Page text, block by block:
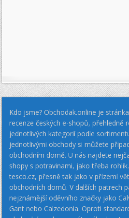
Kdo jsme? Obchodak.online je
recenze českých e-shopů, přehledně
jednotlivých kategorií podle
jednotlivými obchody si můžete
obchodním domě. U nás najdete
shopy s potravinami, jako třeba
tesco.cz, přesně tak jako v přízemí
obchodních domů. V dalších patrech
nejznámější oděvního značky jako
Gant nebo Calzedonia. Oproti